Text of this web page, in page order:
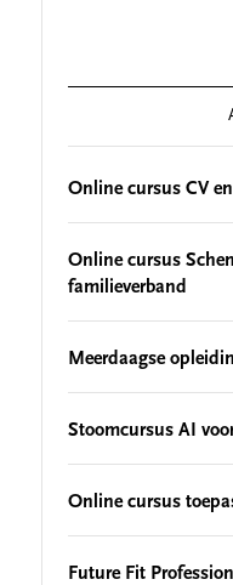
Online cursus CV
Online cursus
familieverband
Meerdaagse
Stoomcursus AI
Online cursus
Future Fit